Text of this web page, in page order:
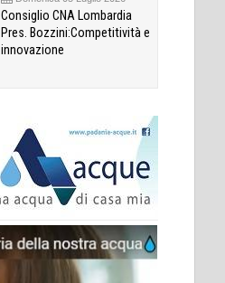
Consiglio CNA Lombardia
Pres. Bozzini:Competitività e
innovazione